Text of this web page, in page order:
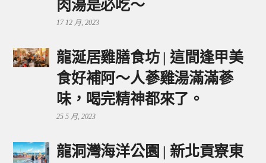
肉湯是必吃～
17 12 月, 2023
龍涎居雞膳食坊 | 這間逢甲美
食好補阿～人蔘雞湯滿滿蔘
味，喝完精神都來了。
25 5 月, 2023
龍洞灣海洋公園 | 新北貢寮東